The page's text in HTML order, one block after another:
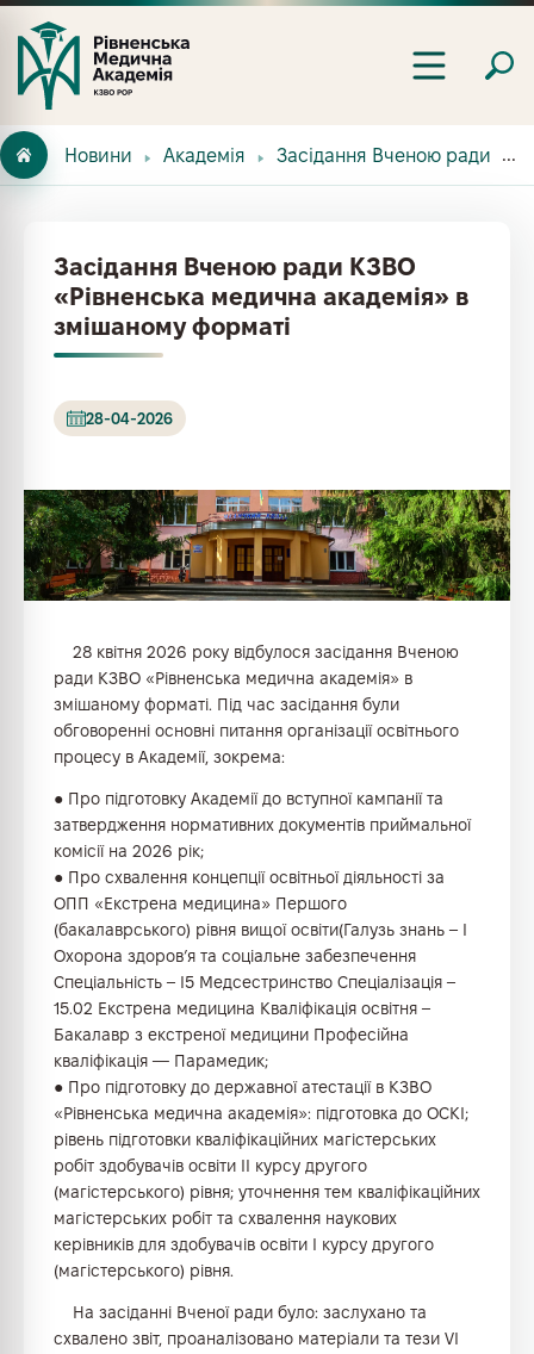
Новини Академія Засідання Вченою ради
Засідання Вченою ради КЗВО
«Рівненська медична академія» в
змішаному форматі
28-04-2026
28 квітня 2026 року відбулося засідання Вченою
ради КЗВО «Рівненська медична академія» в
змішаному форматі. Під час засідання були
обговоренні основні питання організації освітнього
процесу в Академії, зокрема:
● Про підготовку Академії до вступної кампанії та
затвердження нормативних документів приймальної
комісії на 2026 рік;
● Про схвалення концепції освітньої діяльності за
ОПП «Екстрена медицина» Першого
(бакалаврського) рівня вищої освіти(Галузь знань – І
Охорона здоров’я та соціальне забезпечення
Спеціальність – І5 Медсестринство Спеціалізація –
15.02 Екстрена медицина Кваліфікація освітня –
Бакалавр з екстреної медицини Професійна
кваліфікація — Парамедик;
● Про підготовку до державної атестації в КЗВО
«Рівненська медична академія»: підготовка до ОСКІ;
рівень підготовки кваліфікаційних магістерських
робіт здобувачів освіти ІІ курсу другого
(магістерського) рівня; уточнення тем кваліфікаційних
магістерських робіт та схвалення наукових
керівників для здобувачів освіти І курсу другого
(магістерського) рівня.
На засіданні Вченої ради було: заслухано та
схвалено звіт, проаналізовано матеріали та тези VI